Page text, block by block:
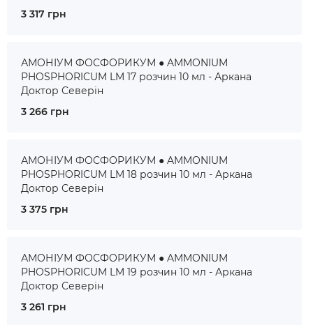
3 317 грн
АМОНІУМ ФОСФОРИКУМ ● AMMONIUM
PHOSPHORICUM LM 17 розчин 10 мл - Аркана
Доктор Северін
3 266 грн
АМОНІУМ ФОСФОРИКУМ ● AMMONIUM
PHOSPHORICUM LM 18 розчин 10 мл - Аркана
Доктор Северін
3 375 грн
АМОНІУМ ФОСФОРИКУМ ● AMMONIUM
PHOSPHORICUM LM 19 розчин 10 мл - Аркана
Доктор Северін
3 261 грн